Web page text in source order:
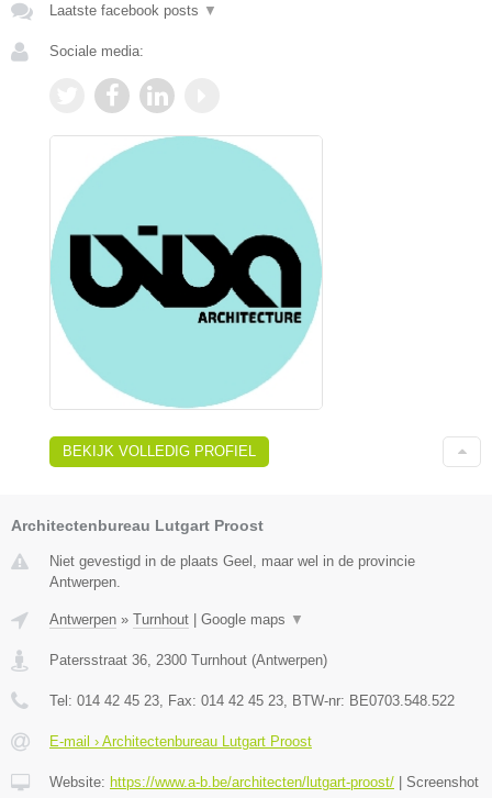
Laatste facebook posts ▼
Sociale media:
BEKIJK VOLLEDIG PROFIEL
Architectenbureau Lutgart Proost
Niet gevestigd in de plaats Geel, maar wel in de provincie
Antwerpen.
Antwerpen » Turnhout | Google maps ▼
Patersstraat 36 2300 Turnhout (Antwerpen)
Tel: 014 42 45 23 , Fax: 014 42 45 23 , BTW-nr: BE0703.548.522
E-mail › Architectenbureau Lutgart Proost
Website: https://www.a-b.be/architecten/lutgart-proost/ | Screenshot